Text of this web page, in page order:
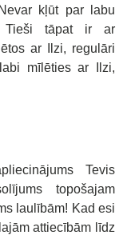
kļūt par labu
Tieši tāpat ir ar
ar Ilzi, regulāri
mīlēties ar Ilzi,
Tevis
topošajam
laulībām! Kad esi
attiecībām līdz